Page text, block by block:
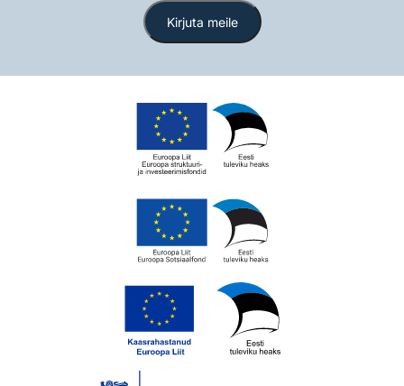
Kirjuta meile